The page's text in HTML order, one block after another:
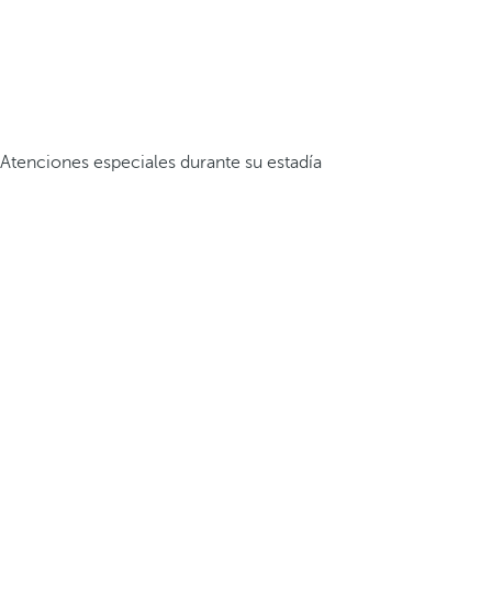
Atenciones especiales durante su estadía